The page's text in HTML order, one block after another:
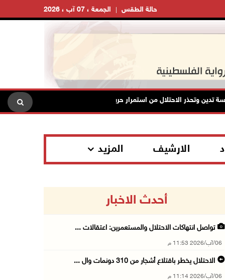
الجمعة ، 07 آب ، 2026 حالة الطقس
وتحذر الاحتلال من استمرار حربه الشاملة على الشعب الفلسطيني ومخاطر
الارشيف المزيد
أحدث الاخبار
تواصل انتهاكات الاحتلال والمستعمرين: اعتقالات ...
06/آب/2026 11:53 م
الاحتلال يخطر باقتلاع أشجار من 310 دونمات وال ...
06/آب/2026 11:14 م